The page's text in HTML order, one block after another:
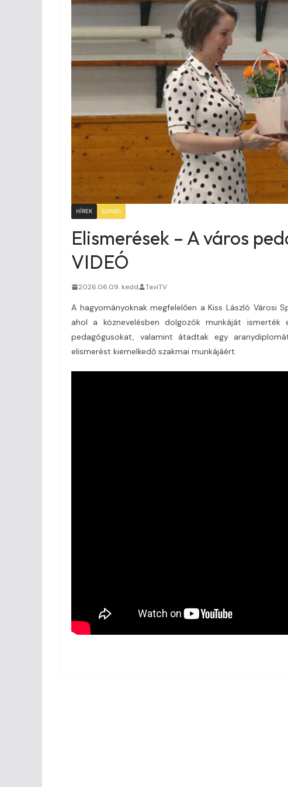
HÍREK SZINES
Elismerések – A város
VIDEÓ
2026.06.09. kedd TaviTV
A hagyományoknak megfelelően a Kiss László
ahol a köznevelésben dolgozók munkáját
pedagógusokat, valamint átadtak egy
elismerést kiemelkedő szakmai munkájáért.